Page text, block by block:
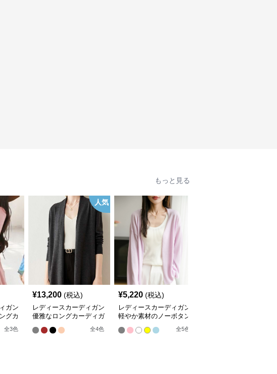
もっと見る
ガン
グカ
全3色
人気
¥13,200 (税込)
レディースカーディガン
優雅なロングカーディガ
全4色
¥5,220 (税込)
レディースカーディガン
軽やか素材のノーボタン
ゆったりシルエットカー
ディガン
全5色